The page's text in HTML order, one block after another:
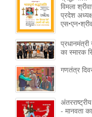
विमला
प्रदेश
का स्मारक
गणतंत्र
- मानवता